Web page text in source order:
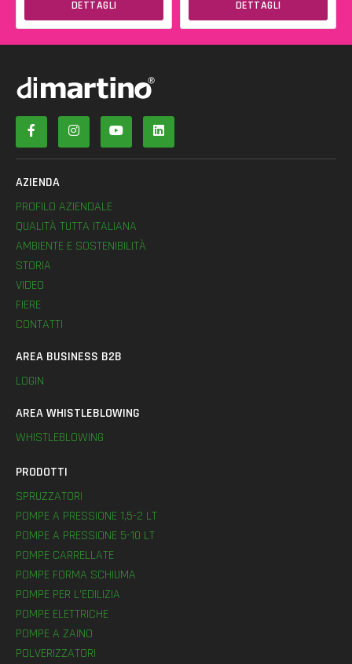
DETTAGLI DETTAGLI
AZIENDA
PROFILO AZIENDALE
QUALITÀ TUTTA ITALIANA
AMBIENTE E SOSTENIBILITÀ
STORIA
VIDEO
FIERE
CONTATTI
AREA BUSINESS B2B
LOGIN
AREA WHISTLEBLOWING
WHISTLEBLOWING
PRODOTTI
SPRUZZATORI
POMPE A PRESSIONE 1,5-2 LT
POMPE A PRESSIONE 5-10 LT
POMPE CARRELLATE
POMPE FORMA SCHIUMA
POMPE PER L’EDILIZIA
POMPE ELETTRICHE
POMPE A ZAINO
POLVERIZZATORI